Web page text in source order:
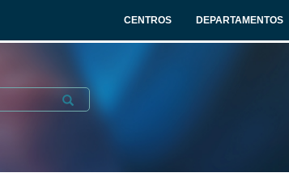
CENTROS DEPARTAMENTOS
Submit